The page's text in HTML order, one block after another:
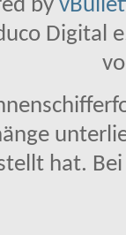
by
Digital
hat.